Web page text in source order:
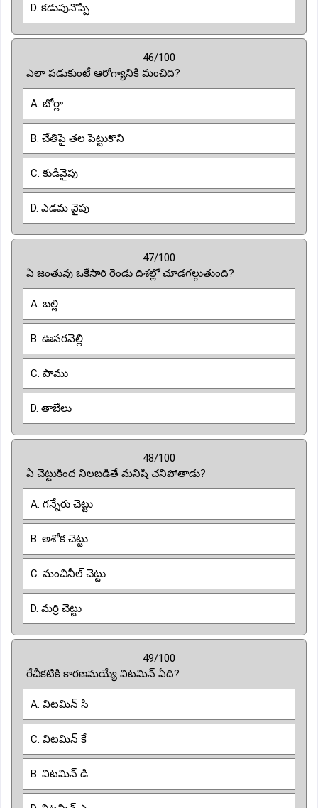
D. కడుపునొప్పి
46/100
ఎలా పడుకుంటే ఆరోగ్యానికి మంచిది?
A. బోర్లా
B. చేతిపై తల పెట్టుకొని
C. కుడివైపు
D. ఎడమ వైపు
47/100
ఏ జంతువు ఒకేసారి రెండు దిశల్లో చూడగల్గుతుంది?
A. బల్లి
B. ఊసరవెల్లి
C. పాము
D. తాబేలు
48/100
ఏ చెట్టుకింద నిలబడితే మనిషి చనిపోతాడు?
A. గన్నేరు చెట్టు
B. అశోక చెట్టు
C. మంచినీల్ చెట్టు
D. మర్రి చెట్టు
49/100
రేచీకటికి కారణమయ్యే విటమిన్ ఏది?
A. విటమిన్ సి
C. విటమిన్ కే
B. విటమిన్ డి